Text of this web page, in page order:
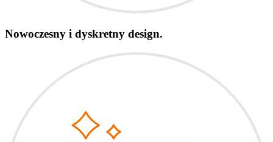
Nowoczesny i dyskretny design.